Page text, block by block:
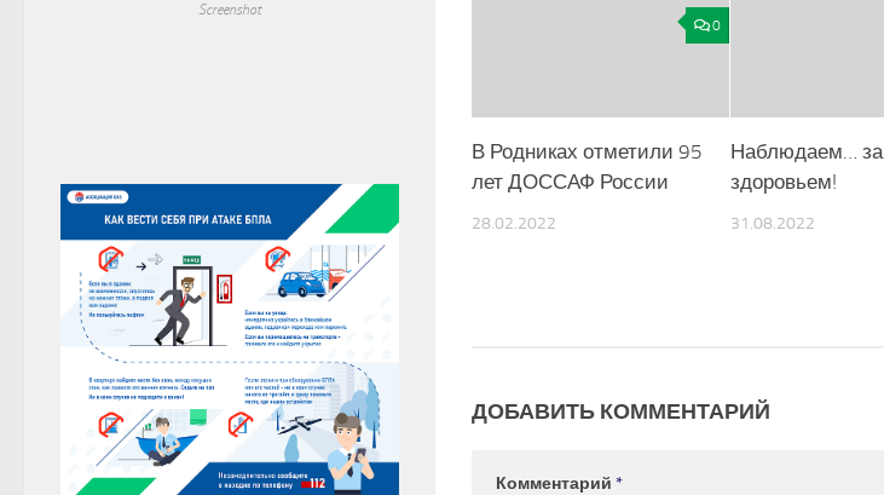
0
В Родниках отметили 95
лет ДОССАФ России
28.02.2022
Наблюдаем… за
здоровьем!
31.08.2022
ДОБАВИТЬ КОММЕНТАРИЙ
Комментарий *
Screenshot